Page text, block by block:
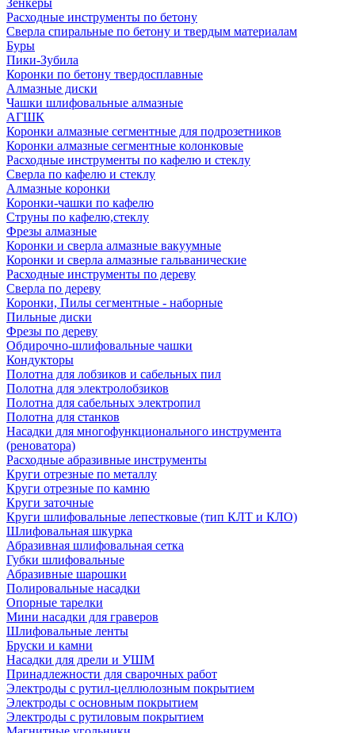
Зенкеры
Расходные инструменты по бетону
Сверла спиральные по бетону и твердым материалам
Буры
Пики-Зубила
Коронки по бетону твердосплавные
Алмазные диски
Чашки шлифовальные алмазные
АГШК
Коронки алмазные сегментные для подрозетников
Коронки алмазные сегментные колонковые
Расходные инструменты по кафелю и стеклу
Сверла по кафелю и стеклу
Алмазные коронки
Коронки-чашки по кафелю
Струны по кафелю,стеклу
Фрезы алмазные
Коронки и сверла алмазные вакуумные
Коронки и сверла алмазные гальванические
Расходные инструменты по дереву
Сверла по дереву
Коронки, Пилы сегментные - наборные
Пильные диски
Фрезы по дереву
Обдирочно-шлифовальные чашки
Кондукторы
Полотна для лобзиков и сабельных пил
Полотна для электролобзиков
Полотна для сабельных электропил
Полотна для станков
Насадки для многофункционального инструмента
(реноватора)
Расходные абразивные инструменты
Круги отрезные по металлу
Круги отрезные по камню
Круги заточные
Круги шлифовальные лепестковые (тип КЛТ и КЛО)
Шлифовальная шкурка
Абразивная шлифовальная сетка
Губки шлифовальные
Абразивные шарошки
Полировальные насадки
Опорные тарелки
Мини насадки для граверов
Шлифовальные ленты
Бруски и камни
Насадки для дрели и УШМ
Принадлежности для сварочных работ
Электроды с рутил-целлюлозным покрытием
Электроды с основным покрытием
Электроды с рутиловым покрытием